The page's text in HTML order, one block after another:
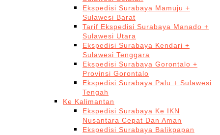
Ekspedisi Surabaya Mamuju +
Sulawesi Barat
Tarif Ekspedisi Surabaya Manado +
Sulawesi Utara
Ekspedisi Surabaya Kendari +
Sulawesi Tenggara
Ekspedisi Surabaya Gorontalo +
Provinsi Gorontalo
Ekspedisi Surabaya Palu + Sulawesi
Tengah
Ke Kalimantan
Ekspedisi Surabaya Ke IKN
Nusantara Cepat Dan Aman
Ekspedisi Surabaya Balikpapan